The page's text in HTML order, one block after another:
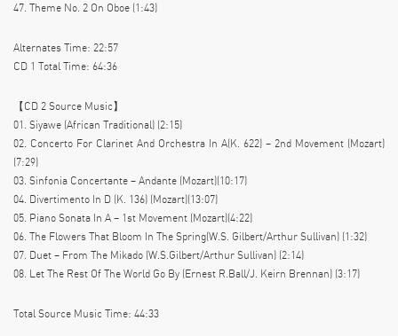
47. Theme No. 2 On Oboe (1:43)
Alternates Time: 22:57
CD 1 Total Time: 64:36
【CD 2 Source Music】
01. Siyawe (African Traditional) (2:15)
02. Concerto For Clarinet And Orchestra In A(K. 622) – 2nd Movement (Mozart)
(7:29)
03. Sinfonia Concertante – Andante (Mozart)(10:17)
04. Divertimento In D (K. 136) (Mozart)(13:07)
05. Piano Sonata In A – 1st Movement (Mozart)(4:22)
06. The Flowers That Bloom In The Spring(W.S. Gilbert/Arthur Sullivan) (1:32)
07. Duet – From The Mikado (W.S.Gilbert/Arthur Sullivan) (2:14)
08. Let The Rest Of The World Go By (Ernest R.Ball/J. Keirn Brennan) (3:17)
Total Source Music Time: 44:33